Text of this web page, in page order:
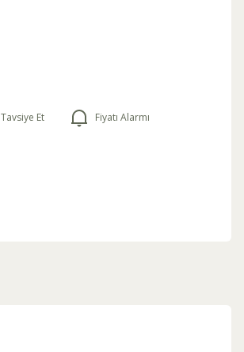
Tavsiye Et Fiyatı Alarmı